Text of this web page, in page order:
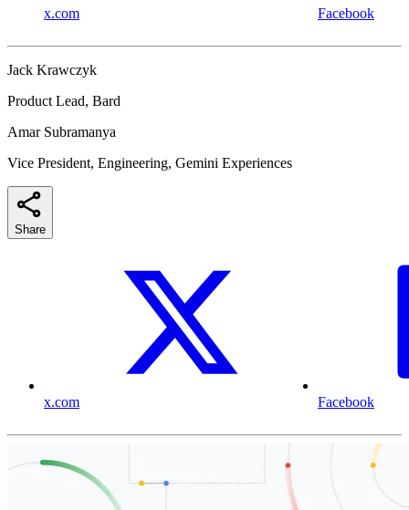
x.com Facebook
Jack Krawczyk
Product Lead, Bard
Amar Subramanya
Vice President, Engineering, Gemini Experiences
Share
x.com Facebook